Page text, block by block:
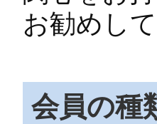
お勧めし
会員の種